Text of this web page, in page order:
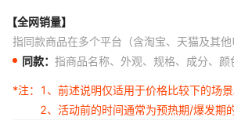
【全网销量】
指同款商品在多个平台（含淘宝、天猫及其
同款： 指商品名称、外观、规格、成分、
*注：
1、前述说明仅适用于价格比较下的场景
2、活动前的时间通常为预热期/爆发期